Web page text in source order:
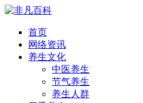
首页
网络资讯
养生文化
中医养生
节气养生
养生人群